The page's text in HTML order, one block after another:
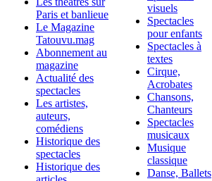
Paris et banlieue
Le Magazine
Tatouvu.mag
Abonnement au
magazine
Actualité des
spectacles
Les artistes,
auteurs,
comédiens
Historique des
spectacles
Historique des
visuels
Spectacles
pour enfants
Spectacles à
textes
Cirque,
Acrobates
Chansons,
Chanteurs
Spectacles
musicaux
Musique
classique
Danse, Ballets